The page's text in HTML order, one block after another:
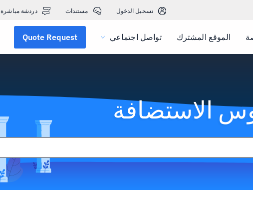
تسجيل الدخول مستندات دردشة مباشرة
الموقع المشترك تواصل اجتماعي Quote Request
الاستضافة